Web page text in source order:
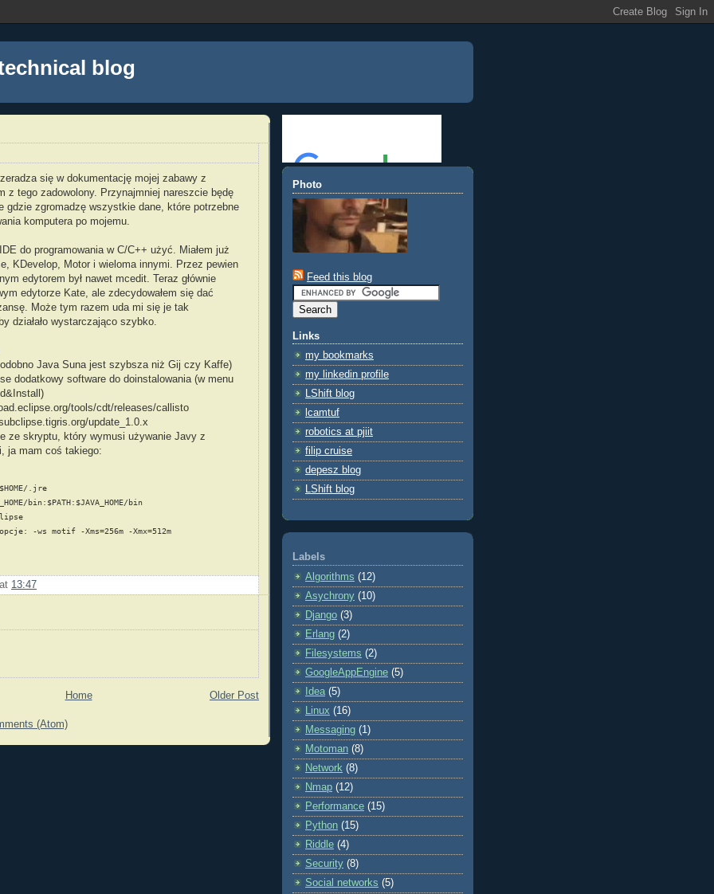
blog
się w dokumentację mojej zabawy z
z tego zadowolony. Przynajmniej nareszcie będę
gdzie zgromadzę wszystkie dane, które potrzebne
komputera po mojemu.
do programowania w C/C++ użyć. Miałem już
KDevelop, Motor i wieloma innymi. Przez pewien
edytorem był nawet mcedit. Teraz głównie
edytorze Kate, ale zdecydowałem się dać
Może tym razem uda mi się je tak
działało wystarczająco szybko.
Java Suna jest szybsza niż Gij czy Kaffe)
dodatkowy software do doinstalowania (w menu
tools/cdt/releases/callisto
update_1.0.x
ze skryptu, który wymusi używanie Javy z
ja mam coś takiego:
.jre
bin:$PATH:$JAVA_HOME/bin
-ws motif -Xms=256m -Xmx=512m
at 13:47
Older Post
Home
(Atom)
Photo
Feed this blog
Links
my bookmarks
my linkedin profile
LShift blog
lcamtuf
robotics at pjiit
filip cruise
depesz blog
LShift blog
Labels
Algorithms (12)
Asychrony (10)
Django (3)
Erlang (2)
Filesystems (2)
GoogleAppEngine (5)
Idea (5)
Linux (16)
Messaging (1)
Motoman (8)
Network (8)
Nmap (12)
Performance (15)
Python (15)
Riddle (4)
Security (8)
Social networks (5)